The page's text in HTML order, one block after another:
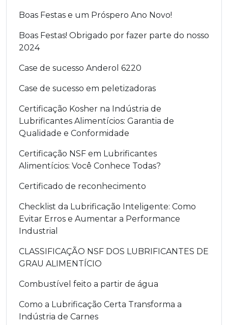
Boas Festas e um Próspero Ano Novo!
Boas Festas! Obrigado por fazer parte do nosso
2024
Case de sucesso Anderol 6220
Case de sucesso em peletizadoras
Certificação Kosher na Indústria de
Lubrificantes Alimentícios: Garantia de
Qualidade e Conformidade
Certificação NSF em Lubrificantes
Alimentícios: Você Conhece Todas?
Certificado de reconhecimento
Checklist da Lubrificação Inteligente: Como
Evitar Erros e Aumentar a Performance
Industrial
CLASSIFICAÇÃO NSF DOS LUBRIFICANTES DE
GRAU ALIMENTÍCIO
Combustível feito a partir de água
Como a Lubrificação Certa Transforma a
Indústria de Carnes